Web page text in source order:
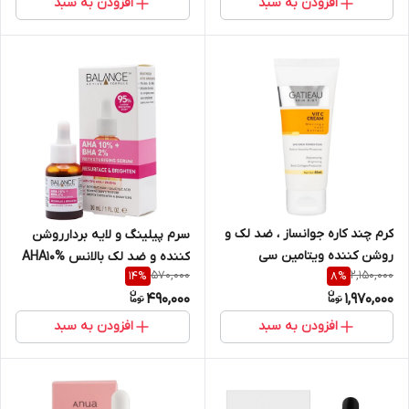
افزودن به سبد افزودن به سبد
کرم چند کاره جوانساز ، ضد لک و
روشن کننده ویتامین سی
ایتالیا حجم ۴۰ میل
2,150,000
8%
1,970,000
افزودن به سبد
سرم پیلینگ و لایه بردارروشن
کننده و ضد لک بالانس AHA10%
و BHA2%
570,000
14%
490,000
افزودن به سبد